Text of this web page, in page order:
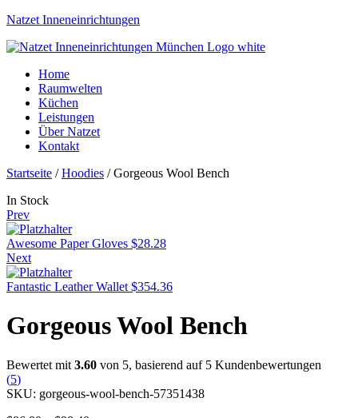
Natzet Inneneinrichtungen
Home
Raumwelten
Küchen
Leistungen
Über Natzet
Kontakt
Menu
Startseite /Hoodies / Gorgeous Wool Bench
Availability:
In Stock
Prev
Awesome Paper Gloves $28.28
Next
Fantastic Leather Wallet $354.36
Gorgeous Wool Bench
Bewertet mit 3.60 von 5, basierend auf 5 Kundenbewertungen
(5)
SKU: gorgeous-wool-bench-57351438